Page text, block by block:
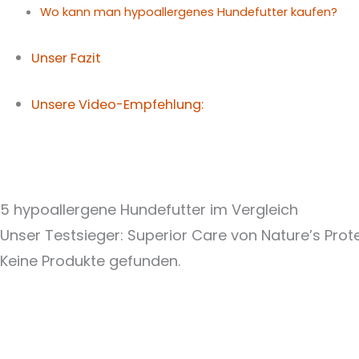
Wo kann man hypoallergenes Hundefutter kaufen?
Unser Fazit
Unsere Video-Empfehlung:
5 hypoallergene Hundefutter im Vergleich
Unser Testsieger: Superior Care von Nature’s
Keine Produkte gefunden.